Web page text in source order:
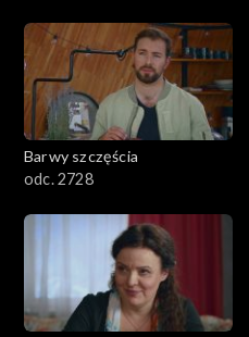
Barwy szczęścia
odc. 2728